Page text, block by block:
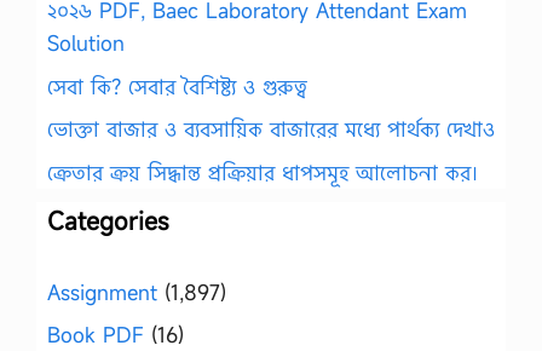
২০২৬ PDF, Baec Laboratory Attendant Exam
Solution
সেবা কি? সেবার বৈশিষ্ট্য ও গুরুত্ব
ভোক্তা বাজার ও ব্যবসায়িক বাজারের মধ্যে পার্থক্য দেখাও
ক্রেতার ক্রয় সিদ্ধান্ত প্রক্রিয়ার ধাপসমূহ আলোচনা কর।
Categories
Assignment (1,897)
Book PDF (16)